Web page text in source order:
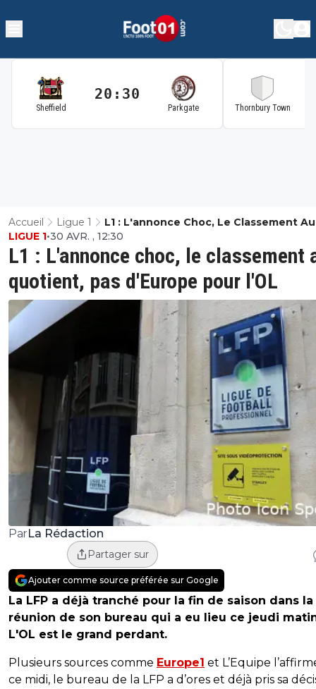
Sheffield
20:30
Parkgate Thornbury Town
Accueil Ligue 1
L1 : L'annonce Choc, Le Classement Au
Quotient, Pas D'Europe Pour L'OL
L1 : L'annonce choc, le classement
quotient, pas d'Europe pour l'OL
LIGUE 1•30 AVR. , 12:30
ParLa Rédaction
Partager sur
Ajouter comme source préférée sur Google
La LFP a déjà tranché pour la fin de saison dans la
réunion de son bureau qui a eu lieu ce jeudi
L'OL est le grand perdant.
Plusieurs sources comme Europe1 et L’Equipe
ce midi, le bureau de la LFP a d’ores et déjà pris sa